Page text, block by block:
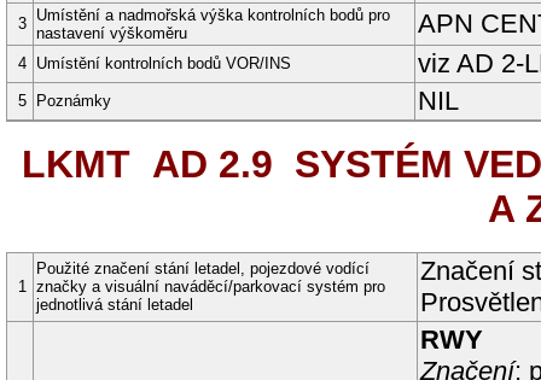
3
Umístění a nadmořská výška kontrolních bodů pro
nastavení výškoměru
APN
4 Umístění kontrolních bodů VOR/INS viz AD 2-
5 Poznámky NIL
LKMT AD 2.9 SYSTÉM
A
1
Použité značení stání letadel, pojezdové vodící
značky a visuální naváděcí/parkovací systém pro
jednotlivá stání letadel
Značení
RWY
Značení: